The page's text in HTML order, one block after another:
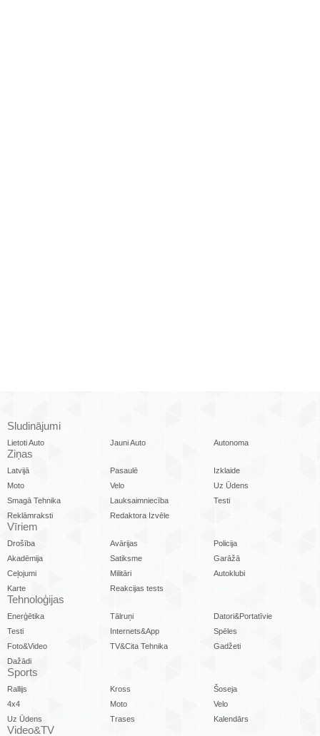
Sludinājumi
Lietoti Auto Jauni Auto Autonoma
Ziņas
Latvijā Pasaulē
Izklaide
Moto
Velo
Uz Ūdens
Smagā Tehnika
Lauksaimniecība
Testi
Reklāmraksti
Redaktora Izvēle
Vīriem
Drošība Avārijas
Policija
Akadēmija
Satiksme
Garāžā
Ceļojumi
Militāri
Autoklubi
Karte
Reakcijas tests
Tehnoloģijas
Enerģētika Tālruņi
Datori&Portatīvie
Testi
Internets&App
Spēles
Foto&Video
TV&Cita Tehnika
Gadžeti
Dažādi
Sports
Rallijs Kross
Šoseja
4x4
Moto
Velo
Uz Ūdens
Trases Kalendārs
Video&TV